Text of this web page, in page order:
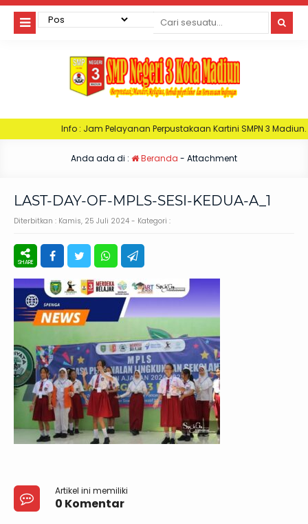
: Jam Pelayanan Perpustakaan Kartini SMPN 3 Madiun. Hari Senin :
Anda ada di : Beranda - Attachment
LAST-DAY-OF-MPLS-SESI-KEDUA-A_1
Diterbitkan : Kamis, 25 Juli 2024 - Kategori :
Artikel ini memiliki
0 Komentar